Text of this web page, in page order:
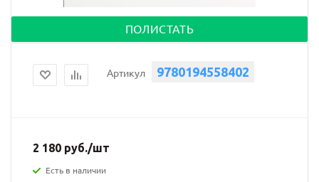
ПОЛИСТАТЬ
Артикул 9780194558402
2 180 руб./шт
Есть в наличии